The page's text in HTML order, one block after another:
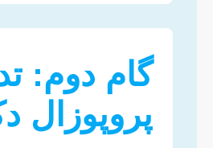
گام دوم:
پروپوزال